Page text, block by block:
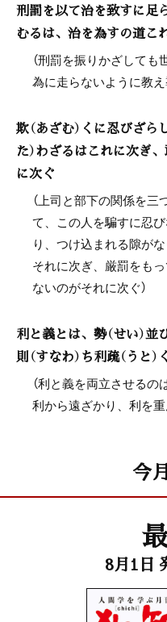
刑罰を以て治を致すに足
むるは、治を為すの道こ
（刑罰を振りかざして
為に走らないように教
欺（あざむ）くに忍びざ
た）わざるはこれに次ぎ
に次ぐ
（上司と部下の関係を
て、この人を騙すに忍
り、つけ込まれる隙が
それに次ぎ、厳罰をも
ないのがそれに次ぐ）
利と義とは、勢（せい）並
則（すなわ）ち利疏（うと
（利と義を両立させる
利から遠ざかり、利を
今
8月1日